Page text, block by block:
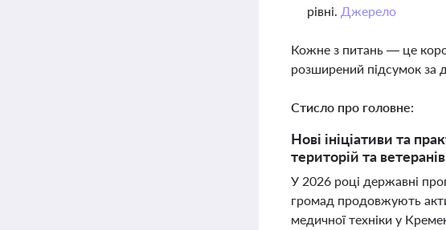
рівні. Джерело
Кожне з питань — це
розширений підсумок за
Стисло про головне:
Нові ініціативи та
територій та
У 2026 році державні
громад продовжують
медичної техніки у